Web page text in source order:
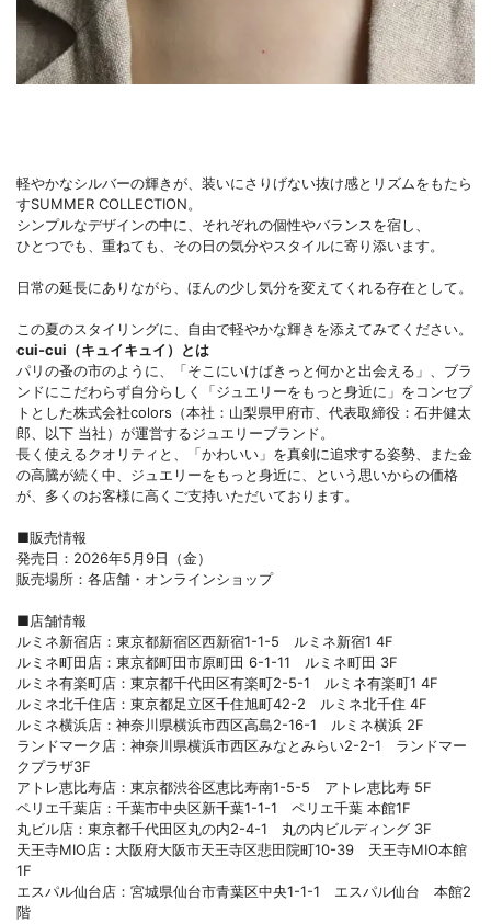
軽やかなシルバーの輝きが、装いにさりげない抜け感とリズムをもたら
すSUMMER COLLECTION。
シンプルなデザインの中に、それぞれの個性やバランスを宿し、
ひとつでも、重ねても、その日の気分やスタイルに寄り添います。
日常の延長にありながら、ほんの少し気分を変えてくれる存在として。
この夏のスタイリングに、自由で軽やかな輝きを添えてみてください。
cui-cui（キュイキュイ）とは
パリの蚤の市のように、「そこにいけばきっと何かと出会える」、ブラ
ンドにこだわらず自分らしく「ジュエリーをもっと身近に」をコンセプ
トとした株式会社colors（本社：山梨県甲府市、代表取締役：石井健太
郎、以下 当社）が運営するジュエリーブランド。
長く使えるクオリティと、「かわいい」を真剣に追求する姿勢、また金
の高騰が続く中、ジュエリーをもっと身近に、という思いからの価格
が、多くのお客様に高くご支持いただいております。
■販売情報
発売日：2026年5月9日（金）
販売場所：各店舗・オンラインショップ
■店舗情報
ルミネ新宿店：東京都新宿区西新宿1-1-5 ルミネ新宿1 4F
ルミネ町田店：東京都町田市原町田 6-1-11 ルミネ町田 3F
ルミネ有楽町店：東京都千代田区有楽町2-5-1 ルミネ有楽町1 4F
ルミネ北千住店：東京都足立区千住旭町42-2 ルミネ北千住 4F
ルミネ横浜店：神奈川県横浜市西区高島2-16-1 ルミネ横浜 2F
ランドマーク店：神奈川県横浜市西区みなとみらい2-2-1 ランドマー
クプラザ3F
アトレ恵比寿店：東京都渋谷区恵比寿南1-5-5 アトレ恵比寿 5F
ペリエ千葉店：千葉市中央区新千葉1-1-1 ペリエ千葉 本館1F
丸ビル店：東京都千代田区丸の内2-4-1 丸の内ビルディング 3F
天王寺MIO店：大阪府大阪市天王寺区悲田院町10-39 天王寺MIO本館
1F
エスパル仙台店：宮城県仙台市青葉区中央1-1-1 エスパル仙台 本館2
階